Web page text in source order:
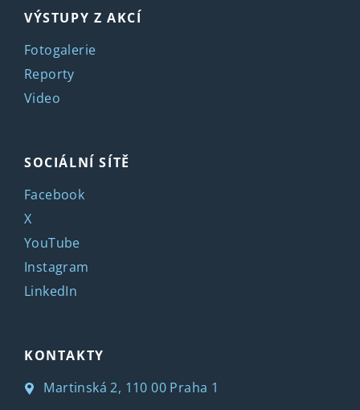
VÝSTUPY Z AKCÍ
Fotogalerie
Reporty
Video
SOCIÁLNÍ SÍTĚ
Facebook
X
YouTube
Instagram
LinkedIn
KONTAKTY
Martinská 2, 110 00 Praha 1